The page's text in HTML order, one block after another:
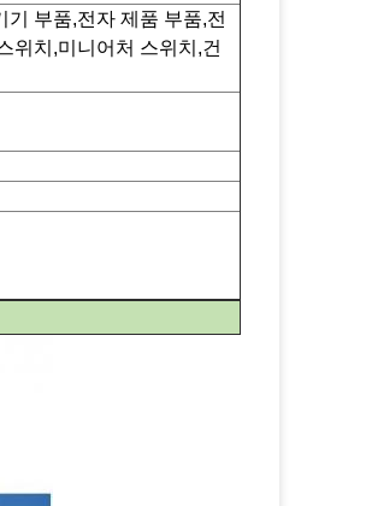
부품,전자 제품 부품,전
위치,미니어처 스위치,건